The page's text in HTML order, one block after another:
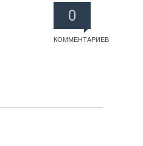
0
КОММЕНТАРИЕВ